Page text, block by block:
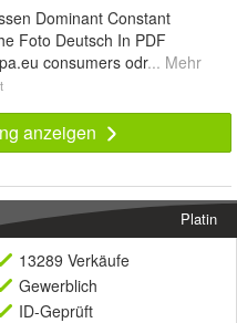
Dominant Constant
Foto Deutsch In PDF
consumers odr... Mehr
anzeigen
Platin
13289 Verkäufe
Gewerblich
ID-Geprüft